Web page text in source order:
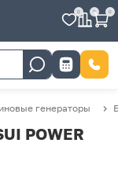
0 0 0
генераторы
POWER